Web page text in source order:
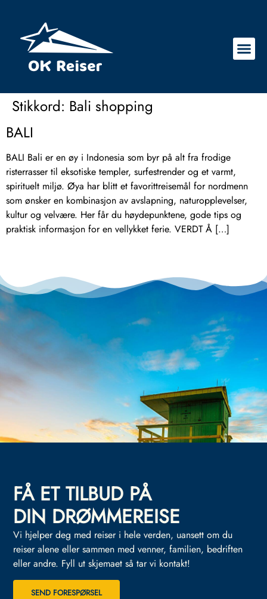
Stikkord: Bali shopping
BALI
BALI Bali er en øy i Indonesia som byr på alt fra frodige
risterrasser til eksotiske templer, surfestrender og et varmt,
spirituelt miljø. Øya har blitt et favorittreisemål for nordmenn
som ønsker en kombinasjon av avslapning, naturopplevelser,
kultur og velvære. Her får du høydepunktene, gode tips og
praktisk informasjon for en vellykket ferie. VERDT Å […]
FÅ ET TILBUD PÅ
DIN DRØMMEREISE
Vi hjelper deg med reiser i hele verden, uansett om du
reiser alene eller sammen med venner, familien, bedriften
eller andre. Fyll ut skjemaet så tar vi kontakt!
SEND FORESPØRSEL